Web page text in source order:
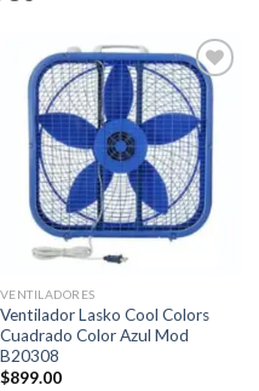
Añadir
a la
lista de
deseos
VENTILADORES
Ventilador Lasko Cool Colors
Cuadrado Color Azul Mod
B20308
$899.00